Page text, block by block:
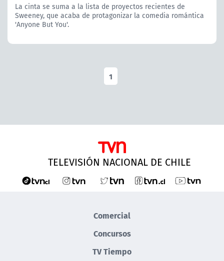
La cinta se suma a la lista de proyectos recientes de
Sweeney, que acaba de protagonizar la comedia romántica
'Anyone But You'.
1
TELEVISIÓN NACIONAL DE CHILE
Comercial
Concursos
TV Tiempo